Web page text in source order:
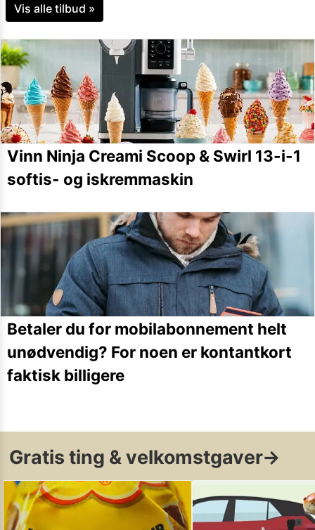
Vinn Ninja Creami Scoop & Swirl 13-i-1
softis- og iskremmaskin
Betaler du for mobilabonnement helt
unødvendig? For noen er kontantkort
faktisk billigere
Vis alle tilbud »
Gratis ting & velkomstgaver→